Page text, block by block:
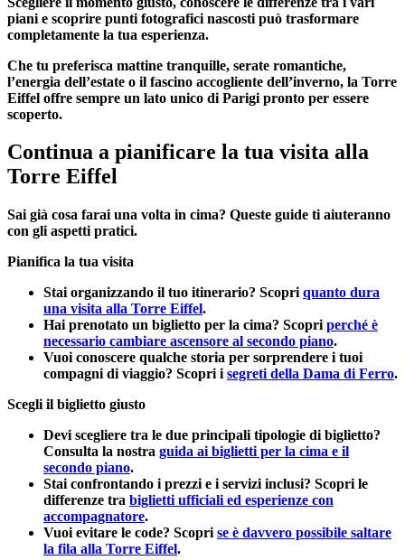
piani e scoprire punti fotografici nascosti può trasformare
completamente la tua esperienza.
Che tu preferisca mattine tranquille, serate romantiche,
l’energia dell’estate o il fascino accogliente dell’inverno, la Torre
Eiffel offre sempre un lato unico di Parigi pronto per essere
scoperto.
Continua a pianificare la tua visita alla
Torre Eiffel
Sai già cosa farai una volta in cima? Queste guide ti aiuteranno
con gli aspetti pratici.
Pianifica la tua visita
Stai organizzando il tuo itinerario? Scopri quanto dura
una visita alla Torre Eiffel.
Hai prenotato un biglietto per la cima? Scopri perché è
necessario cambiare ascensore al secondo piano.
Vuoi conoscere qualche storia per sorprendere i tuoi
compagni di viaggio? Scopri i segreti della Dama di Ferro.
Scegli il biglietto giusto
Devi scegliere tra le due principali tipologie di biglietto?
Consulta la nostra guida ai biglietti per la cima e il
secondo piano.
Stai confrontando i prezzi e i servizi inclusi? Scopri le
differenze tra biglietti ufficiali ed esperienze con
accompagnatore.
Vuoi evitare le code? Scopri se è davvero possibile saltare
la fila alla Torre Eiffel.